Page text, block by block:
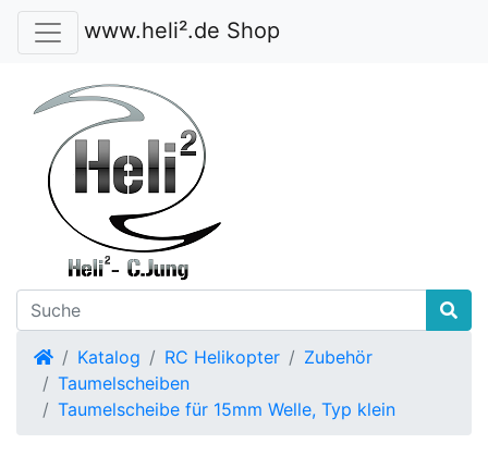
www.heli².de Shop
Startseite
Katalog RC Helikopter
Zubehör
Taumelscheiben
Taumelscheibe für 15mm Welle, Typ klein